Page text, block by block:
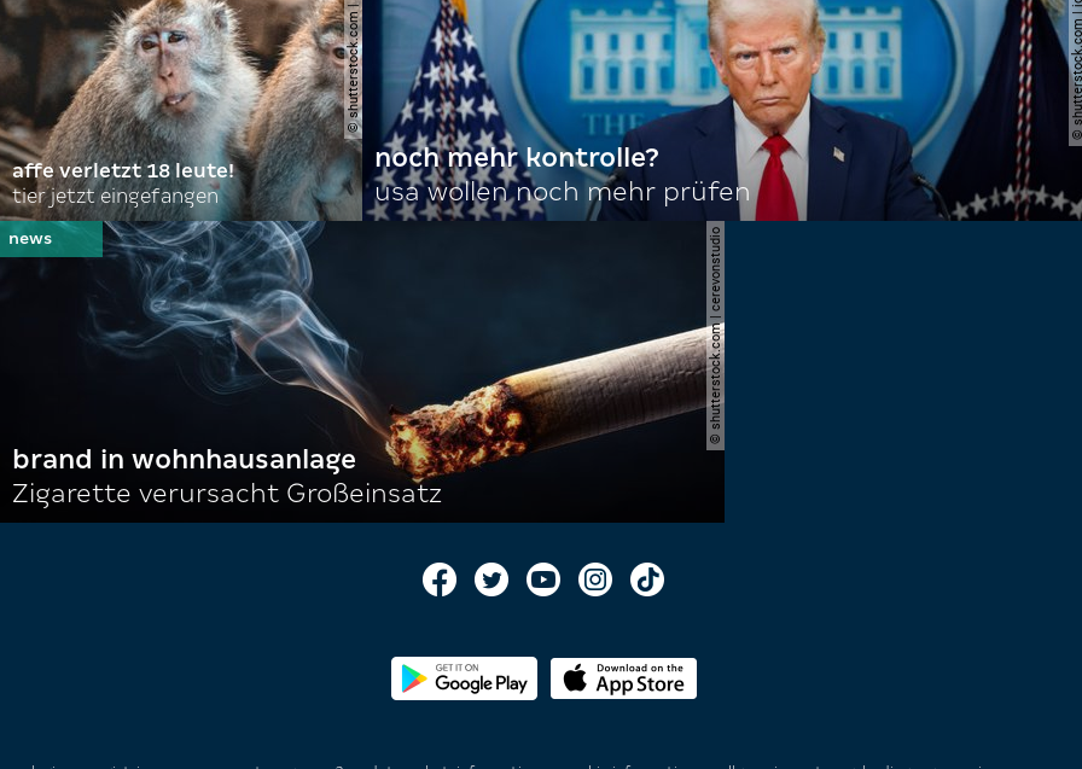
affe verletzt 18 leute!
tier jetzt eingefangen
noch mehr kontrolle?
usa wollen noch mehr prüfen
© shutterstock.com | cerevonstudio
brand in wohnhausanlage
Zigarette verursacht Großeinsatz